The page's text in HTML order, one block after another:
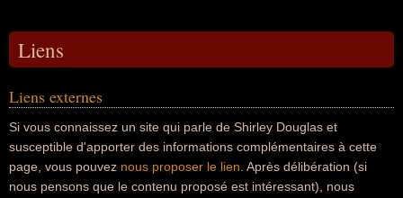
Liens
Liens externes
Si vous connaissez un site qui parle de Shirley Douglas et
susceptible d'apporter des informations complémentaires à cette
page, vous pouvez nous proposer le lien . Après délibération (si
nous pensons que le contenu proposé est intéressant), nous